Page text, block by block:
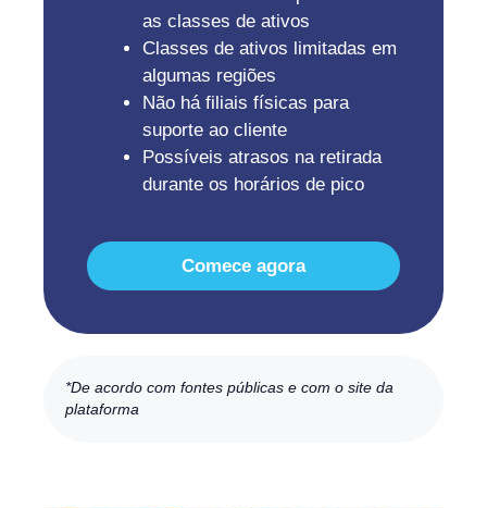
as classes de ativos
Classes de ativos limitadas em
algumas regiões
Não há filiais físicas para
suporte ao cliente
Possíveis atrasos na retirada
durante os horários de pico
Comece agora
*De acordo com fontes públicas e com o site da
plataforma